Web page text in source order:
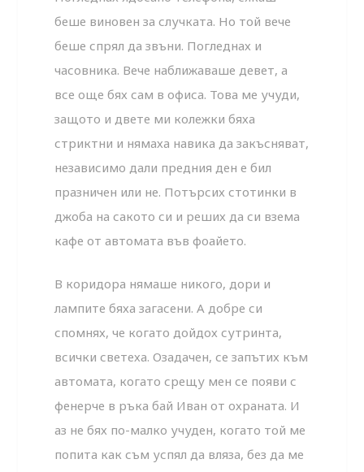
беше виновен за случката. Но той вече
беше спрял да звъни. Погледнах и
часовника. Вече наближаваше девет, а
все още бях сам в офиса. Това ме учуди,
защото и двете ми колежки бяха
стриктни и нямаха навика да закъсняват,
независимо дали предния ден е бил
празничен или не. Потърсих стотинки в
джоба на сакото си и реших да си взема
кафе от автомата във фоайето.
В коридора нямаше никого, дори и
лампите бяха загасени. А добре си
спомнях, че когато дойдох сутринта,
всички светеха. Озадачен, се запътих към
автомата, когато срещу мен се появи с
фенерче в ръка бай Иван от охраната. И
аз не бях по-малко учуден, когато той ме
попита как съм успял да вляза, без да ме